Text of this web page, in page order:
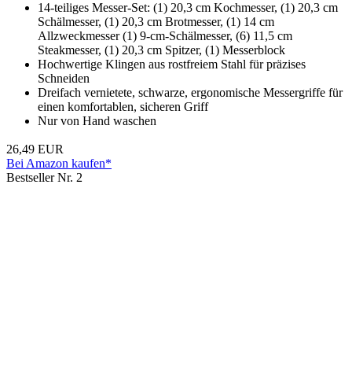
14-teiliges Messer-Set: (1) 20,3 cm Kochmesser, (1) 20,3 cm
Schälmesser, (1) 20,3 cm Brotmesser, (1) 14 cm
Allzweckmesser (1) 9-cm-Schälmesser, (6) 11,5 cm
Steakmesser, (1) 20,3 cm Spitzer, (1) Messerblock
Hochwertige Klingen aus rostfreiem Stahl für präzises
Schneiden
Dreifach vernietete, schwarze, ergonomische Messergriffe für
einen komfortablen, sicheren Griff
Nur von Hand waschen
26,49 EUR
Bei Amazon kaufen*
Bestseller Nr. 2